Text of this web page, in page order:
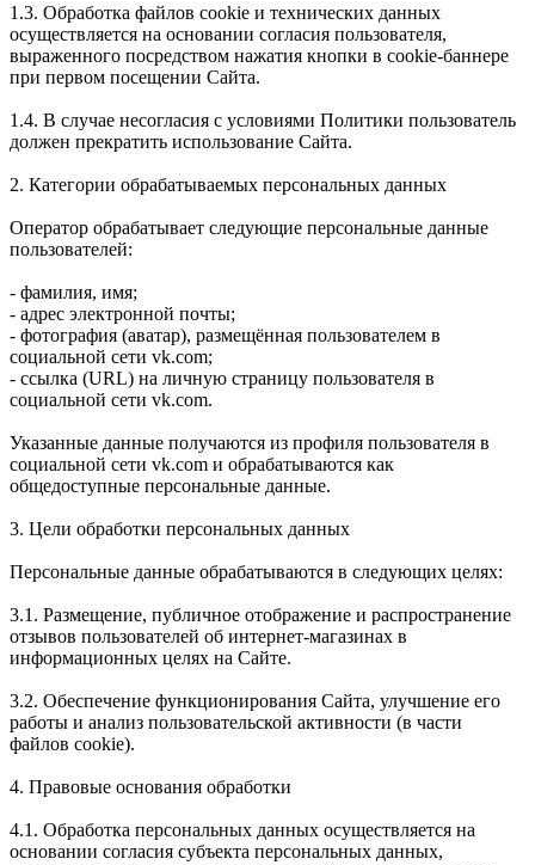
1.3. Обработка файлов cookie и технических данных
осуществляется на основании согласия пользователя,
выраженного посредством нажатия кнопки в cookie-баннере
при первом посещении Сайта.
1.4. В случае несогласия с условиями Политики пользователь
должен прекратить использование Сайта.
2. Категории обрабатываемых персональных данных
Оператор обрабатывает следующие персональные данные
пользователей:
- фамилия, имя;
- адрес электронной почты;
- фотография (аватар), размещённая пользователем в
социальной сети vk.com;
- ссылка (URL) на личную страницу пользователя в
социальной сети vk.com.
Указанные данные получаются из профиля пользователя в
социальной сети vk.com и обрабатываются как
общедоступные персональные данные.
3. Цели обработки персональных данных
Персональные данные обрабатываются в следующих целях:
3.1. Размещение, публичное отображение и распространение
отзывов пользователей об интернет-магазинах в
информационных целях на Сайте.
3.2. Обеспечение функционирования Сайта, улучшение его
работы и анализ пользовательской активности (в части
файлов cookie).
4. Правовые основания обработки
4.1. Обработка персональных данных осуществляется на
основании согласия субъекта персональных данных,